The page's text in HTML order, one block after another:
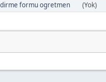
formu ogretmen
(Yok)